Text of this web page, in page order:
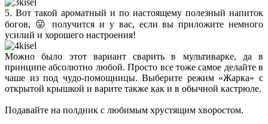
5. Вот такой ароматный и по настоящему полезный напиток
богов, 😛 получится и у вас, если вы приложите немного
усилий и хорошего настроения!
Можно было этот вариант сварить в мультиварке, да в
принципе абсолютно любой. Просто все тоже самое делайте в
чаше из под чудо-помощницы. Выберите режим «Жарка» с
открытой крышкой и варите также как и в обычной кастрюле.
Подавайте на полдник с любимым хрустящим хворостом.